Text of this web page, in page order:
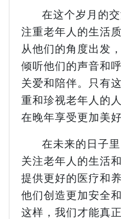
在这个岁月的
注重老年人的生活
从他们的角度出发
倾听他们的声音和
关爱和陪伴。只有
重和珍视老年人的
在晚年享受更加美
在未来的日子
关注老年人的生活
提供更好的医疗和
他们创造更加安全
这样，我们才能真